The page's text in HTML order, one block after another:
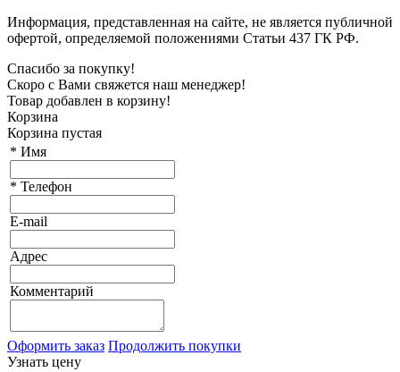
Информация, представленная на сайте, не является публичной
офертой, определяемой положениями Статьи 437 ГК РФ.
Спасибо за покупку!
Скоро с Вами свяжется наш менеджер!
Товар добавлен в корзину!
Корзина
Корзина пустая
* Имя
* Телефон
E-mail
Адрес
Комментарий
Оформить заказ Продолжить покупки
Узнать цену